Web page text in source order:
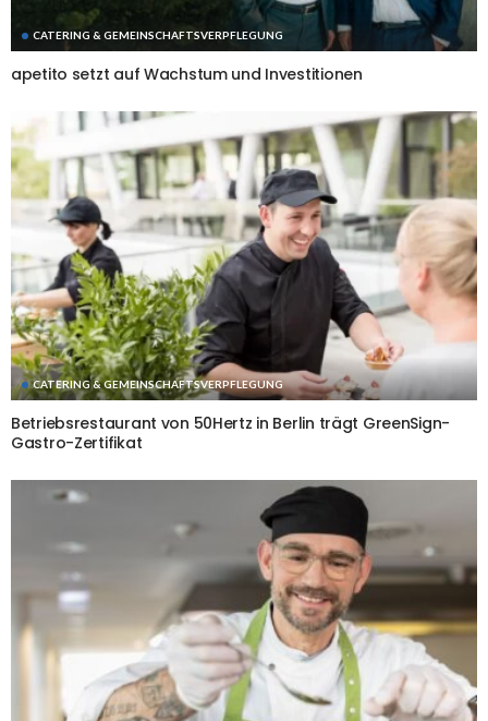
CATERING & GEMEINSCHAFTSVERPFLEGUNG
apetito setzt auf Wachstum und Investitionen
CATERING & GEMEINSCHAFTSVERPFLEGUNG
Betriebsrestaurant von 50Hertz in Berlin trägt GreenSign-
Gastro-Zertifikat